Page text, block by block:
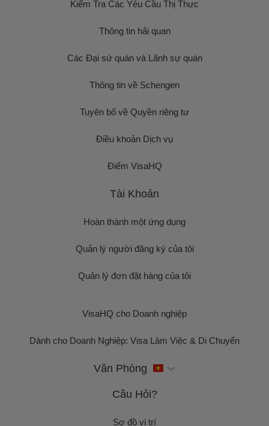
Kiểm Tra Các Yêu Cầu Thị Thực
Thông tin hải quan
Các Đại sứ quán và Lãnh sự quán
Thông tin về Schengen
Tuyên bố về Quyền riêng tư
Điều khoản Dịch vụ
Điểm VisaHQ
Tài Khoản
Hoàn thành một ứng dụng
Quản lý người đăng ký của tôi
Quản lý đơn đặt hàng của tôi
VisaHQ cho Doanh nghiệp
Dành cho Doanh Nghiệp: Visa Làm Việc & Di Chuyển
Văn Phòng
Câu Hỏi?
Sơ đồ vị trí